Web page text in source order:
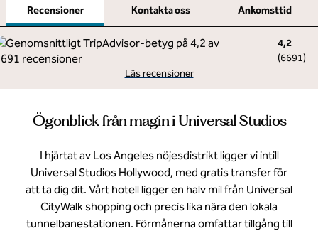
Recensioner Kontakta oss
Ankomsttid
4,2
(6691)
Läs recensioner
Ögonblick från magin i Universal Studios
I hjärtat av Los Angeles nöjesdistrikt ligger vi intill
Universal Studios Hollywood, med gratis transfer för
att ta dig dit. Vårt hotell ligger en halv mil från Universal
CityWalk shopping och precis lika nära den lokala
tunnelbanestationen. Förmånerna omfattar tillgång till